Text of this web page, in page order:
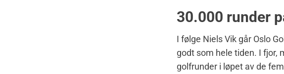
30.000 runder
I følge Niels Vik går Oslo
godt som hele tiden. I fjor,
golfrunder i løpet av de